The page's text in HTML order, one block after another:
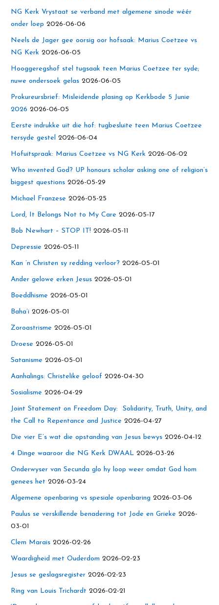
NG Kerk Vrystaat se verband met algemene sinode wéér
onder loep 2026-06-06
Neels de Jager gee oorsig oor hofsaak: Marius Coetzee vs
NG Kerk 2026-06-05
Hooggeregshof stel tugsaak teen Marius Coetzee ter syde;
nuwe ondersoek gelas 2026-06-05
Prokureursbrief: Misleidende plasing op Kerkbode 5 Junie
2026 2026-06-05
Eerste indrukke uit die hof: tugbesluite teen Marius Coetzee
tersyde gestel
2026-06-04
Hofuitspraak: Marius Coetzee vs NG Kerk 2026-06-02
Who invented God? UP honours scholar asking one of religion’s
biggest questions 2026-05-29
Michael Franzese 2026-05-25
Lord, It Belongs Not to My Care 2026-05-17
Bob Newhart – STOP IT! 2026-05-11
Depressie 2026-05-11
Kan ’n Christen sy redding verloor? 2026-05-01
Ander gelowe erken Jesus 2026-05-01
Boeddhisme 2026-05-01
Baha’i 2026-05-01
Zoroastrisme 2026-05-01
Droese 2026-05-01
Satanisme 2026-05-01
Aanhalings: Christelike geloof 2026-04-30
Sosialisme 2026-04-29
Joint Statement on Freedom Day: Solidarity, Truth, Unity, and
the Call to Repentance and Justice 2026-04-27
Die vier E’s wat die opstanding van Jesus bewys 2026-04-12
4 Dinge waaroor die NG Kerk DWAAL 2026-03-26
Onderwyser van Secunda glo hy loop weer omdat God hom
genees het 2026-03-24
Algemene openbaring vs spesiale openbaring 2026-03-06
Paulus se verskillende benadering tot Jode en Grieke 2026-
03-01
Clem Marais 2026-02-26
Waardigheid met Ouderdom 2026-02-23
Jesus se geslagsregister 2026-02-23
Ring van Louis Trichardt 2026-02-21